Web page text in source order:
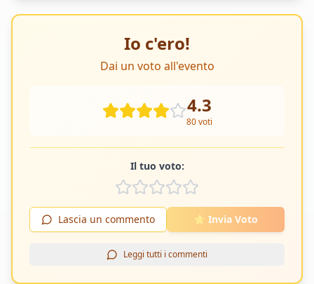
Io c'ero!
Dai un voto all'evento
4.3
80voti
Il tuo voto:
Lascia un commento ⭐ Invia Voto
Leggi tutti i commenti